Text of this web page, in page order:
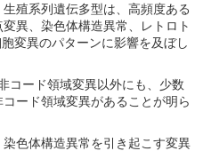
殖系列遺伝多型は、高頻度ある
異、染色体構造異常、レトロト
変異のパターンに影響を及ぼし
コード領域変異以外にも、少数
ード領域変異があることが明ら
色体構造異常を引き起こす変異